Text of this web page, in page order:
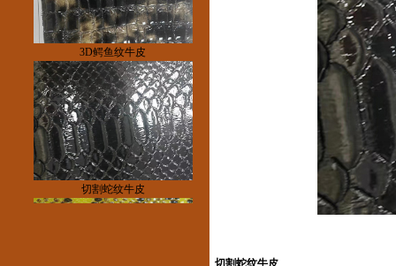
3D鳄鱼纹牛皮
切割蛇纹牛皮
切割蛇纹牛皮